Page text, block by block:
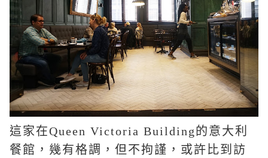
這家在Queen Victoria Building的意大利
餐館，幾有格調，但不拘謹，或許比到訪